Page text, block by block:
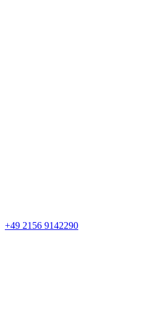
+49 2156 9142290